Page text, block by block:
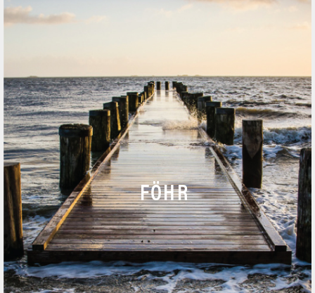
FÖHR
T+49 (0)4681 / 74 10 – 0
F +49 (0)4681 / 74 10 – 20
ANRUF
NACHRICHT